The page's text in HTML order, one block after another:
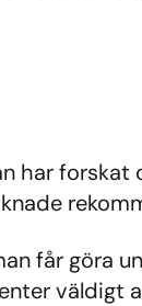
har
får göra
väldigt